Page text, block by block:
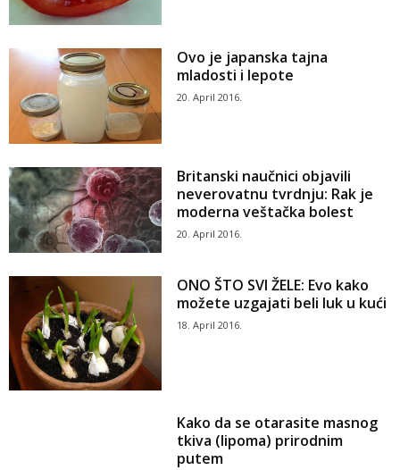
Ovo je japanska tajna
mladosti i lepote
20. April 2016.
Britanski naučnici objavili
neverovatnu tvrdnju: Rak je
moderna veštačka bolest
20. April 2016.
ONO ŠTO SVI ŽELE: Evo kako
možete uzgajati beli luk u kući
18. April 2016.
Kako da se otarasite masnog
tkiva (lipoma) prirodnim
putem